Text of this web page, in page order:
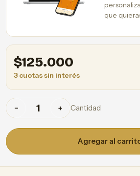
que
$125.000
3 cuotas sin interés
− + Cantidad
Agregar al